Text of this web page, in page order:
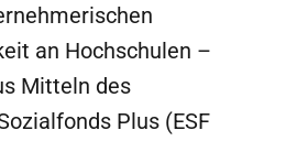
an Hochschulen –
Mitteln des
Plus (ESF